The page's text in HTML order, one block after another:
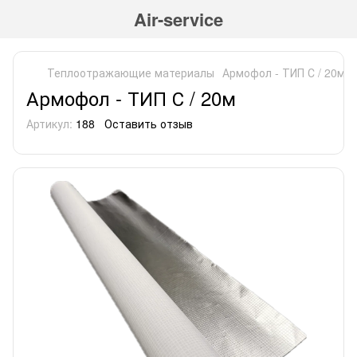
Air-service
Теплоотражающие материалы Армофол - ТИП С / 20м
Армофол - ТИП С / 20м
Артикул: 188 Оставить отзыв